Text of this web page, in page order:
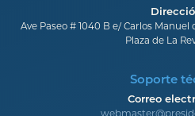
Ave Paseo # 1040 B e/ Carlos
Plaza de La
Soporte
Correo